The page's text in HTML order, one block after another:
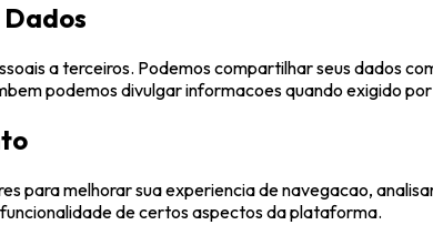
a terceiros. Podemos compartilhar seus dados
podemos divulgar informacoes quando exigido
para melhorar sua experiencia de navegacao,
de certos aspectos da plataforma.